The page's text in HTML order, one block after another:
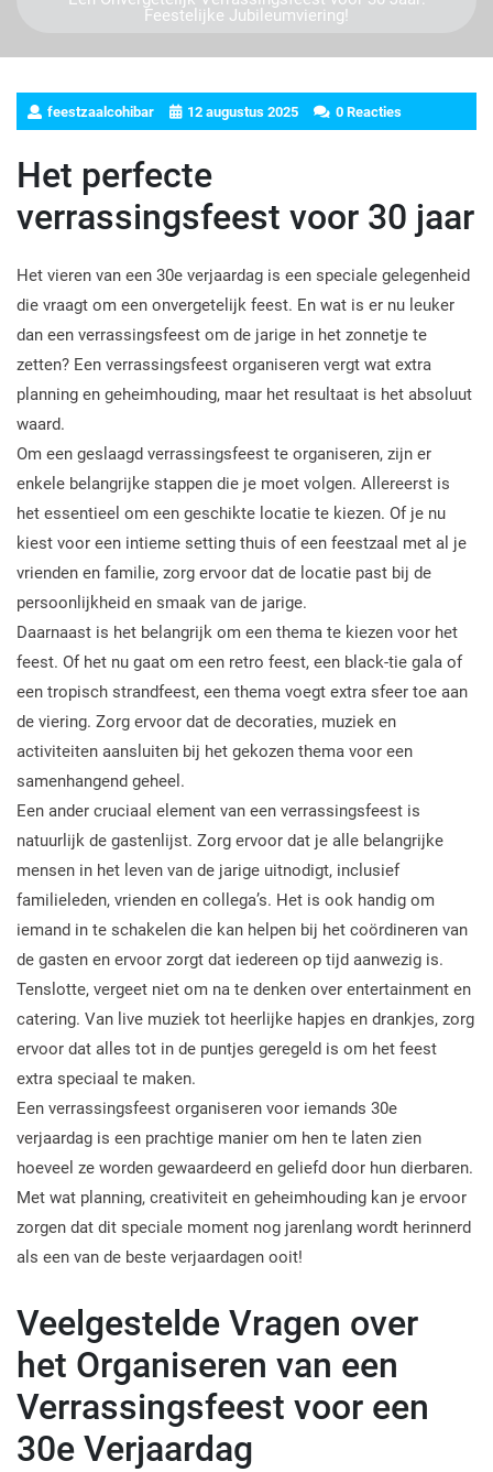
Feestelijke Jubileumviering!
feestzaalcohibar 12 augustus 2025 0 Reacties
Het perfecte
verrassingsfeest voor 30 jaar
Het vieren van een 30e verjaardag is een speciale gelegenheid
die vraagt om een onvergetelijk feest. En wat is er nu leuker
dan een verrassingsfeest om de jarige in het zonnetje te
zetten? Een verrassingsfeest organiseren vergt wat extra
planning en geheimhouding, maar het resultaat is het absoluut
waard.
Om een geslaagd verrassingsfeest te organiseren, zijn er
enkele belangrijke stappen die je moet volgen. Allereerst is
het essentieel om een geschikte locatie te kiezen. Of je nu
kiest voor een intieme setting thuis of een feestzaal met al je
vrienden en familie, zorg ervoor dat de locatie past bij de
persoonlijkheid en smaak van de jarige.
Daarnaast is het belangrijk om een thema te kiezen voor het
feest. Of het nu gaat om een retro feest, een black-tie gala of
een tropisch strandfeest, een thema voegt extra sfeer toe aan
de viering. Zorg ervoor dat de decoraties, muziek en
activiteiten aansluiten bij het gekozen thema voor een
samenhangend geheel.
Een ander cruciaal element van een verrassingsfeest is
natuurlijk de gastenlijst. Zorg ervoor dat je alle belangrijke
mensen in het leven van de jarige uitnodigt, inclusief
familieleden, vrienden en collega’s. Het is ook handig om
iemand in te schakelen die kan helpen bij het coördineren van
de gasten en ervoor zorgt dat iedereen op tijd aanwezig is.
Tenslotte, vergeet niet om na te denken over entertainment en
catering. Van live muziek tot heerlijke hapjes en drankjes, zorg
ervoor dat alles tot in de puntjes geregeld is om het feest
extra speciaal te maken.
Een verrassingsfeest organiseren voor iemands 30e
verjaardag is een prachtige manier om hen te laten zien
hoeveel ze worden gewaardeerd en geliefd door hun dierbaren.
Met wat planning, creativiteit en geheimhouding kan je ervoor
zorgen dat dit speciale moment nog jarenlang wordt herinnerd
als een van de beste verjaardagen ooit!
Veelgestelde Vragen over
het Organiseren van een
Verrassingsfeest voor een
30e Verjaardag